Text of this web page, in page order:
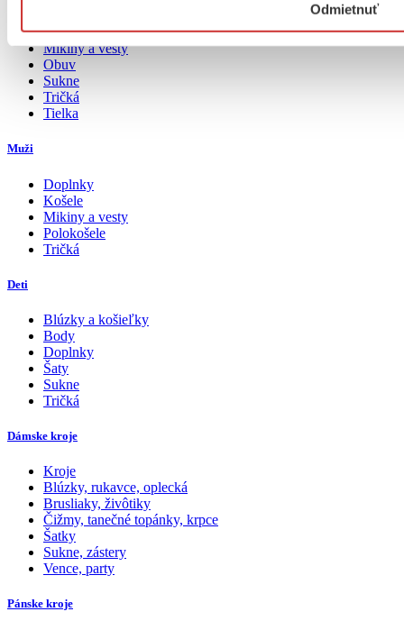
Odmietnuť
Doplnky
Mikiny a vesty
Obuv
Sukne
Tričká
Tielka
Muži
Doplnky
Košele
Mikiny a vesty
Polokošele
Tričká
Deti
Blúzky a košieľky
Body
Doplnky
Šaty
Sukne
Tričká
Dámske kroje
Kroje
Blúzky, rukavce, oplecká
Brusliaky, živôtiky
Čižmy, tanečné topánky, krpce
Šatky
Sukne, zástery
Vence, party
Pánske kroje